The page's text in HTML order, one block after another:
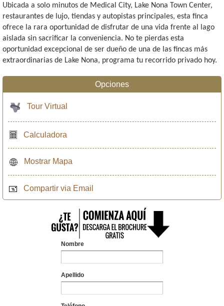
Ubicada a solo minutos de Medical City, Lake Nona Town Center,
restaurantes de lujo, tiendas y autopistas principales, esta finca
ofrece la rara oportunidad de disfrutar de una vida frente al lago
aislada sin sacrificar la conveniencia. No te pierdas esta
oportunidad excepcional de ser dueño de una de las fincas más
extraordinarias de Lake Nona, programa tu recorrido privado hoy.
Opciones
Tour Virtual
Calculadora
Mostrar Mapa
Compartir via Email
Nombre
Apellido